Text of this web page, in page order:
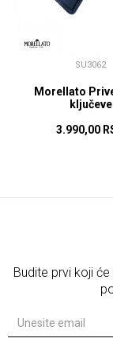
SU3062
Morellato
ključeve
3.990,00
Budite prvi koji